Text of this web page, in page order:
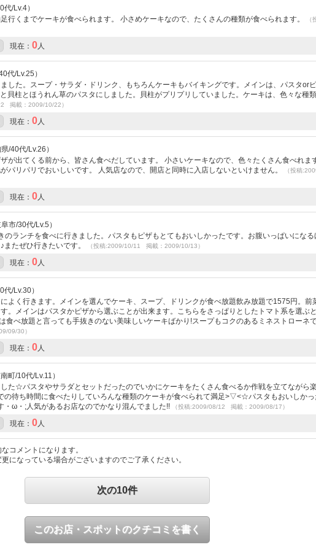
/Lv.4）
行くまでケーキが食べられます。 小さめケーキなので、たくさんの種類が食べられます。
（
現在： 0人
代/Lv.25）
した。スープ・サラダ・ドリンク、もちろんケーキもバイキングです。メインは、パスタor
貝柱とほうれん草のパスタにしました。貝柱がプリプリしていました。ケーキは、色々な種
掲載：2009/10/22）
現在： 0人
/40代/Lv.26）
が出てくる前から、皆さん食べだしています。 小さいケーキなので、色々たくさん食べれま
パリパリでおいしいです。 人気店なので、開店と同時に入店しないといけません。
（投稿
現在： 0人
市/30代/Lv.5）
のランチを食べに行きました。パスタもピザもとてもおいしかったです。お腹いっぱいにな
またぜひ行きたいです。
（投稿:2009/10/11 掲載：2009/10/13）
現在： 0人
/Lv.30）
よく行きます。メインを選んでケーキ、スープ、ドリンクが食べ放題飲み放題で1575円。前
。メインはパスタかピザから選ぶことが出来ます。こちらをさっぱりとしたトマト系を選ぶ
食べ放題と言っても手抜きのない美味しいケーキばかり!スープもコクのあるミネストローネ
09/30）
現在： 0人
町/10代/Lv.11）
た☆パスタやサラダとセットだったのでいかにケーキをたくさん食べるか作戦を立てながら
の待ち時間に食べたりしていろんな種類のケーキが食べられて満足>▽<☆パスタもおいしかっ
・ω・;人気があるお店なのでかなり混んでました!!
（投稿:2009/08/12 掲載：2009/08/17）
現在： 0人
コメントになります。
になっている場合がございますのでご了承ください。
次の10件
このお店・スポットのクチコミを書く